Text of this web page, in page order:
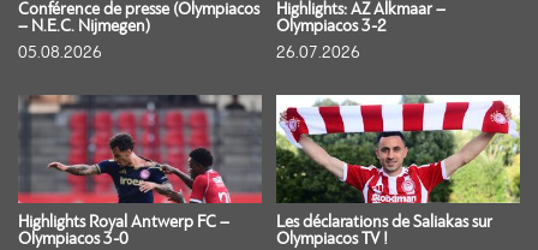
Conférence de presse (Olympiacos
– N.E.C. Nijmegen)
05.08.2026
Highlights: AZ Alkmaar –
Olympiacos 3-2
26.07.2026
Highlights Royal Antwerp FC –
Olympiacos 3-0
Les déclarations de Saliakas sur
Olympiacos TV !